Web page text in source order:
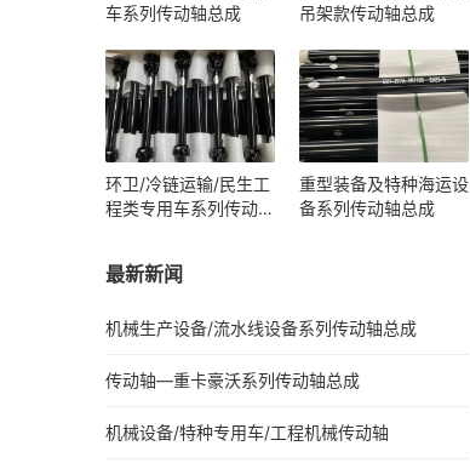
车系列传动轴总成
吊架款传动轴总成
环卫/冷链运输/民生工
程类专用车系列传动轴
重型装备及特种海运设
备系列传动轴总成
最新新闻
机械生产设备/流水线设备系列传动轴总成
传动轴—重卡豪沃系列传动轴总成
机械设备/特种专用车/工程机械传动轴